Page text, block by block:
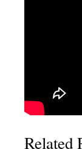
Related